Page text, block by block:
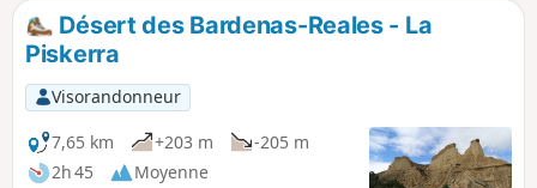
Désert des Bardenas-Reales - La
Piskerra
Visorandonneur
7,65 km
+203 m
-205 m
2h 45
Moyenne